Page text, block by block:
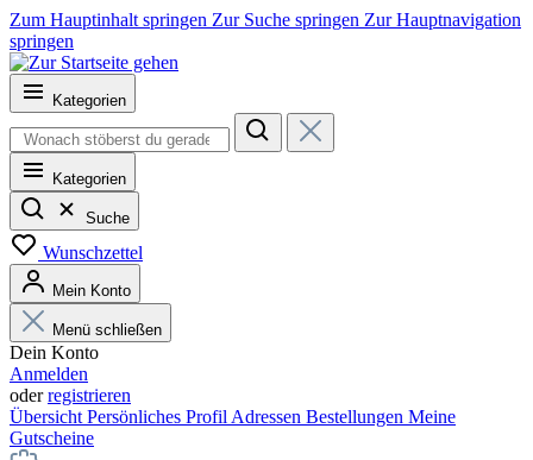
Zum Hauptinhalt springen Zur Suche springen Zur Hauptnavigation
springen
Kategorien
Kategorien
Suche
Wunschzettel
Mein Konto
Menü schließen
Dein Konto
Anmelden
oderregistrieren
Übersicht Persönliches Profil Adressen Bestellungen Meine
Gutscheine